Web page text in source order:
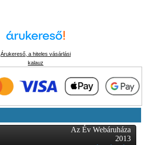
Árukereső, a hiteles vásárlási
kalauz
Az Év Webáruháza
2013